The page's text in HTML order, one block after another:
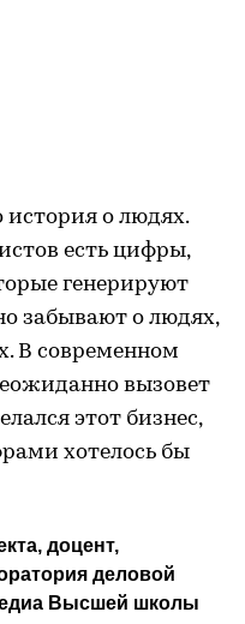
о людях.
есть цифры,
генерируют
забывают о людях,
В современном
вызовет
этот бизнес,
хотелось бы
доцент,
деловой
Высшей школы